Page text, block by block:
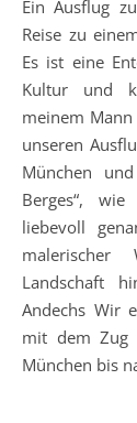
Ein Ausflug zum Kloster Andechs ist mehr als nur eine
Reise zu
Es ist eine
Kultur und
meinem
unseren
München
Berges“,
liebevoll
malerischer
Landschaft
Andechs Wir
mit dem Zug
München bis